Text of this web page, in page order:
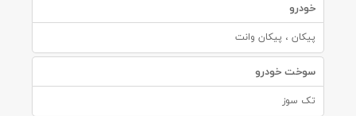
خودرو
پیکان ، پیکان وانت
سوخت خودرو
تک سوز